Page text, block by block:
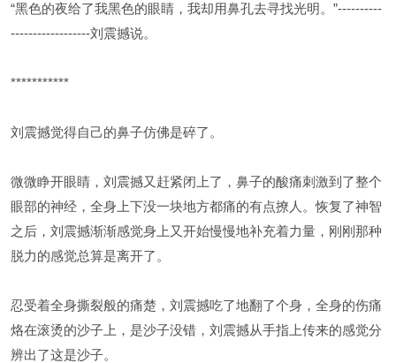
“黑色的夜给了我黑色的眼睛，我却用鼻孔去寻找光明。”----------
------------------刘震撼说。
***********
刘震撼觉得自己的鼻子仿佛是碎了。
微微睁开眼睛，刘震撼又赶紧闭上了，鼻子的酸痛刺激到了整个
眼部的神经，全身上下没一块地方都痛的有点撩人。恢复了神智
之后，刘震撼渐渐感觉身上又开始慢慢地补充着力量，刚刚那种
脱力的感觉总算是离开了。
忍受着全身撕裂般的痛楚，刘震撼吃了地翻了个身，全身的伤痛
烙在滚烫的沙子上，是沙子没错，刘震撼从手指上传来的感觉分
辨出了这是沙子。